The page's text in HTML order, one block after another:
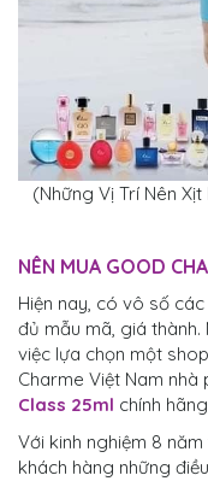
(Những Vị Trí Nên
NÊN MUA GOOD
Hiện nay, có vô số
đủ mẫu mã, giá
việc lựa chọn một
Charme Việt Nam nhà
Class 25ml chính
Với kinh nghiệm 8
khách hàng những